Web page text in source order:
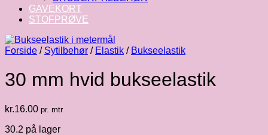
GAVEKORT
STOFPRØVE
Forside / Sytilbehør / Elastik / Bukseelastik
30 mm hvid bukseelastik
kr.16.00 pr. mtr
30.2 på lager